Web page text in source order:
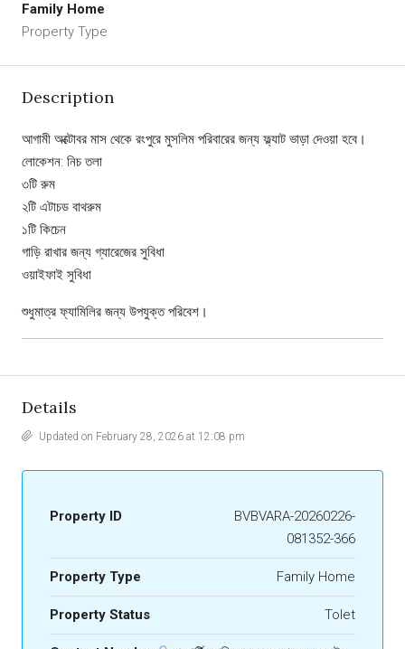
Family Home
Property Type
Description
আগামী অক্টোবর মাস থেকে রংপুরে মুসলিম পরিবারের জন্য ফ্ল্যাট ভাড়া দেওয়া হবে।
লোকেশন: নিচ তলা
৩টি রুম
২টি এটাচড বাথরুম
১টি কিচেন
গাড়ি রাখার জন্য গ্যারেজের সুবিধা
ওয়াইফাই সুবিধা
শুধুমাত্র ফ্যামিলির জন্য উপযুক্ত পরিবেশ।
Details
Updated on February 28, 2026 at 12:08 pm
Property ID
BVBVARA-20260226-
081352-366
Property Type Family Home
Property Status Tolet